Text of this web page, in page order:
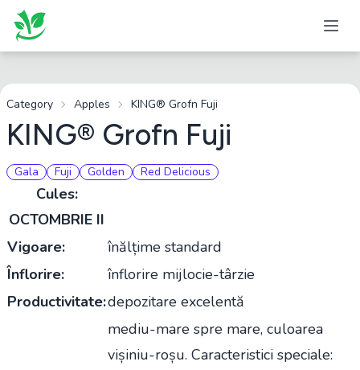
Category Apples KING® Grofn Fuji
KING® Grofn Fuji
Gala Fuji Golden Red Delicious
Cules:
OCTOMBRIE II
Vigoare:
înălțime standard
Înflorire:
înflorire mijlocie-târzie
Productivitate:depozitare excelentă
mediu-mare spre mare, culoarea
vișiniu-roșu. Caracteristici speciale: